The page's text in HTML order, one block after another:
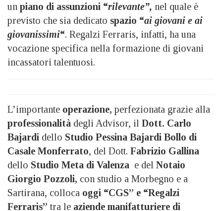
un piano di assunzioni “rilevante”, nel quale è
previsto che sia dedicato spazio “ai giovani e ai
giovanissimi“. Regalzi Ferraris, infatti, ha una
vocazione specifica nella formazione di giovani
incassatori talentuosi.
L’importante operazione, perfezionata grazie alla
professionalità degli Advisor, il Dott. Carlo
Bajardi dello Studio Pessina Bajardi Bollo di
Casale Monferrato, del Dott. Fabrizio Gallina
dello Studio Meta di Valenza e del Notaio
Giorgio Pozzoli, con studio a Morbegno e a
Sartirana, colloca oggi “CGS” e “Regalzi
Ferraris” tra le aziende manifatturiere di